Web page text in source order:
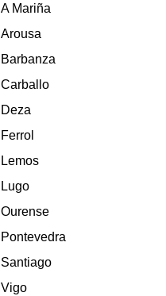
A Mariña
Arousa
Barbanza
Carballo
Deza
Ferrol
Lemos
Lugo
Ourense
Pontevedra
Santiago
Vigo